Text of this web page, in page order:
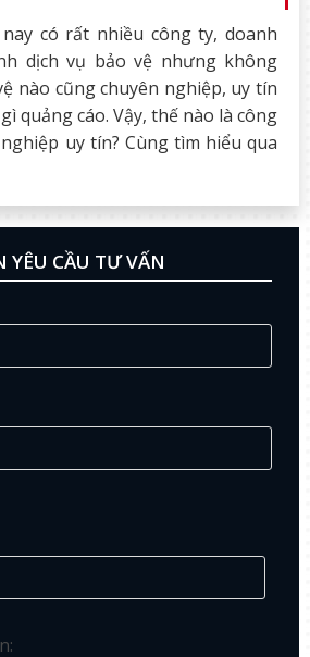
có rất nhiều công ty, doanh
dịch vụ bảo vệ nhưng không
nào cũng chuyên nghiệp, uy tín
quảng cáo. Vậy, thế nào là công
uy tín? Cùng tìm hiểu qua
CẦU TƯ VẤN